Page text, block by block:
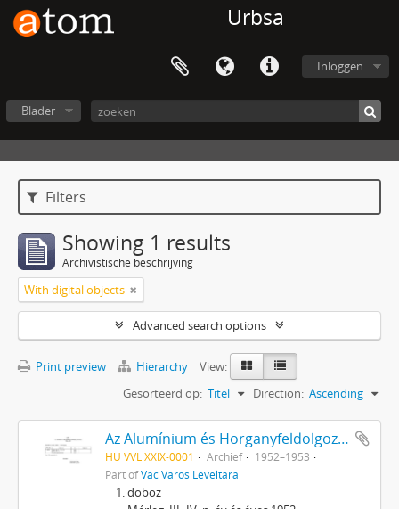
Urbsa
Inloggen
Blader
Filters
Showing 1 results
Archivistische beschrijving
With digital objects
Advanced search options
Print preview Hierarchy
View:
Gesorteerd op: Titel Direction: Ascending
Az Alumínium és Horganyfeldolgozó Vállalat, Vác iratai
HU VVL XXIX-0001 Archief
1952–1953
Part ofVác Város Levéltára
doboz